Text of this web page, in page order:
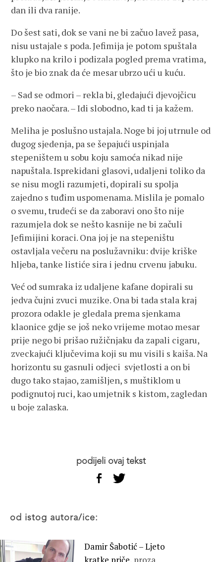
dan ili dva ranije.
Do šest sati, dok se vani ne bi začuo lavež pasa,
nisu ustajale s poda. Jefimija je potom spuštala
klupko na krilo i podizala pogled prema vratima,
što je bio znak da će mesar ubrzo ući u kuću.
– Sad se odmori – rekla bi, gledajući djevojčicu
preko naočara. – Idi slobodno, kad ti ja kažem.
Meliha je poslušno ustajala. Noge bi joj utrnule od
dugog sjedenja, pa se šepajući uspinjala
stepeništem u sobu koju samoća nikad nije
napuštala. Isprekidani glasovi, udaljeni toliko da
se nisu mogli razumjeti, dopirali su spolja
zajedno s tuđim uspomenama. Mislila je pomalo
o svemu, trudeći se da zaboravi ono što nije
razumjela dok se nešto kasnije ne bi začuli
Jefimijini koraci. Ona joj je na stepeništu
ostavljala večeru na poslužavniku: dvije kriške
hljeba, tanke listiće sira i jednu crvenu jabuku.
Već od sumraka iz udaljene kafane dopirali su
jedva čujni zvuci muzike. Ona bi tada stala kraj
prozora odakle je gledala prema sjenkama
klaonice gdje se još neko vrijeme motao mesar
prije nego bi prišao ružičnjaku da zapali cigaru,
zveckajući ključevima koji su mu visili s kaiša. Na
horizontu su gasnuli odjeci svjetlosti a on bi
dugo tako stajao, zamišljen, s muštiklom u
podignutoj ruci, kao umjetnik s kistom, zagledan
u boje zalaska.
podijeli ovaj tekst
od istog autora/ice:
Damir Šabotić – Ljeto